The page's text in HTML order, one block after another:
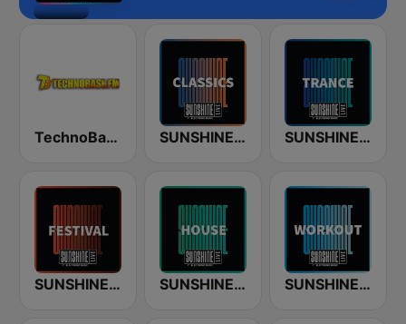
TechnoBase.FM SUNSHINE LIVE - Classics SUNSHINE LIVE - Trance
SUNSHINE LIVE - Festival SUNSHINE LIVE - House SUNSHINE LIVE - Workout